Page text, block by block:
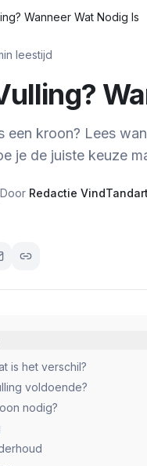
Wanneer Wat Nodig Is
leestijd
een kroon? Lees
je de juiste keuze
Door Redactie
is het verschil?
voldoende?
nodig?